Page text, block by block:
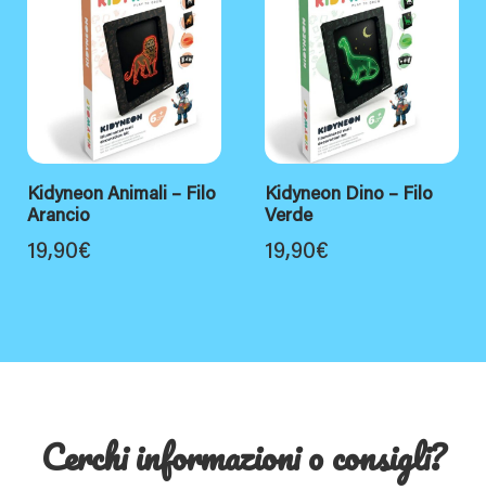
Kidyneon Animali – Filo
Arancio
19,90€
Kidyneon Dino – Filo
Verde
19,90€
Cerchi informazioni o consigli?